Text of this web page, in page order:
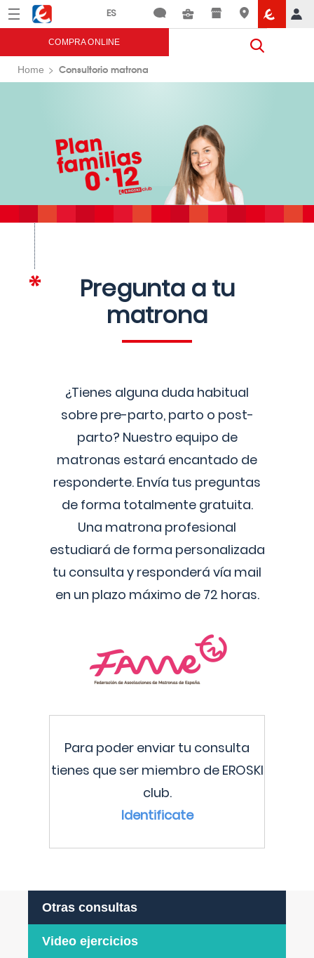
Menú Eroski
COMPRA ONLINE
Home Consultorio matrona
Pregunta a tu
matrona
¿Tienes alguna duda habitual
sobre pre-parto, parto o post-
parto? Nuestro equipo de
matronas estará encantado de
responderte. Envía tus preguntas
de forma totalmente gratuita.
Una matrona profesional
estudiará de forma personalizada
tu consulta y responderá vía mail
en un plazo máximo de 72 horas.
Para poder enviar tu consulta
tienes que ser miembro de EROSKI
club.
Identificate
Otras consultas
Video ejercicios